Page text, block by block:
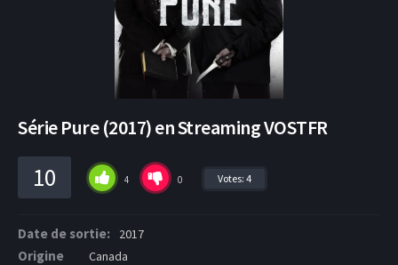
Série Pure (2017) en Streaming VOSTFR
10 4 0 Votes: 4
Date de sortie: 2017
Origine Canada